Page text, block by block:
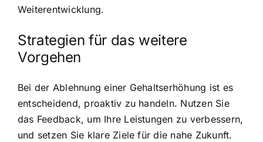
Weiterentwicklung.
Strategien für das weitere
Vorgehen
Bei der Ablehnung einer Gehaltserhöhung ist es
entscheidend, proaktiv zu handeln. Nutzen Sie
das Feedback, um Ihre Leistungen zu verbessern,
und setzen Sie klare Ziele für die nahe Zukunft.